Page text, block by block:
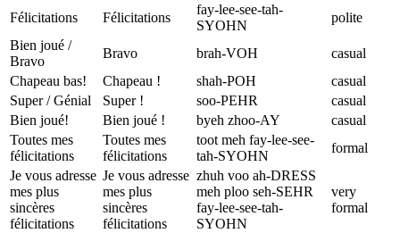
Félicitations
Félicitations
fay-lee-see-tah-
SYOHN
polite
Bien joué /
Bravo
Bravo brah-VOH
casual
Chapeau bas!
Chapeau ! shah-POH
casual
Super / Génial
Super ! soo-PEHR
casual
Bien joué!
Bien joué ! byeh zhoo-AY
casual
Toutes mes
félicitations
Toutes mes
félicitations
toot meh fay-lee-see-
tah-SYOHN
formal
Je vous adresse
mes plus
sincères
félicitations
Je vous adresse
mes plus
sincères
félicitations
zhuh voo ah-DRESS
meh ploo seh-SEHR
fay-lee-see-tah-
SYOHN
very
formal